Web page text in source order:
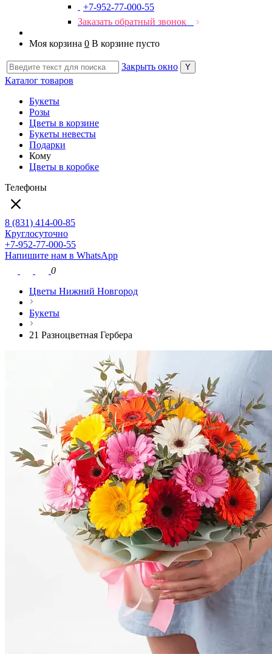
+7-952-77-000-55
Заказать обратный звонок
Моя корзина 0 В корзине пусто
Закрыть окно
Каталог товаров
Букеты
Розы
Цветы в корзине
Букеты невесты
Подарки
Кому
Цветы в коробке
Телефоны
8 (831) 414-00-85
Круглосуточно
+7-952-77-000-55
Напишите нам в WhatsApp
0
Цветы Нижний Новгород
Букеты
21 Разноцветная Гербера